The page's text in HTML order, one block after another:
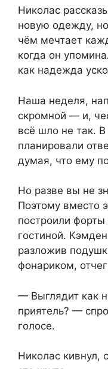
Николас
новую одежду,
чём мечтает
когда он
как надежда
Наша неделя,
скромной — и,
всё шло не так.
планировали
думая, что ему
Но разве вы не
Поэтому вместо
построили
гостиной.
разложив
фонариком,
— Выглядит как
приятель? —
голосе.
Николас